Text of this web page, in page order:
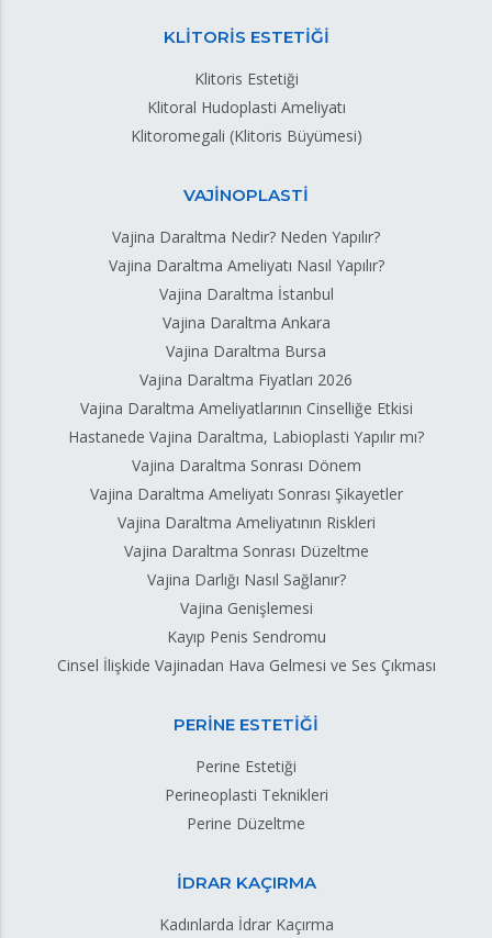
KLİTORİS ESTETİĞİ
Klitoris Estetiği
Klitoral Hudoplasti Ameliyatı
Klitoromegali (Klitoris Büyümesi)
VAJİNOPLASTİ
Vajina Daraltma Nedir? Neden Yapılır?
Vajina Daraltma Ameliyatı Nasıl Yapılır?
Vajina Daraltma İstanbul
Vajina Daraltma Ankara
Vajina Daraltma Bursa
Vajina Daraltma Fiyatları 2026
Vajina Daraltma Ameliyatlarının Cinselliğe Etkisi
Hastanede Vajina Daraltma, Labioplasti Yapılır mı?
Vajina Daraltma Sonrası Dönem
Vajina Daraltma Ameliyatı Sonrası Şikayetler
Vajina Daraltma Ameliyatının Riskleri
Vajina Daraltma Sonrası Düzeltme
Vajina Darlığı Nasıl Sağlanır?
Vajina Genişlemesi
Kayıp Penis Sendromu
Cinsel İlişkide Vajinadan Hava Gelmesi ve Ses Çıkması
PERİNE ESTETİĞİ
Perine Estetiği
Perineoplasti Teknikleri
Perine Düzeltme
İDRAR KAÇIRMA
Kadınlarda İdrar Kaçırma